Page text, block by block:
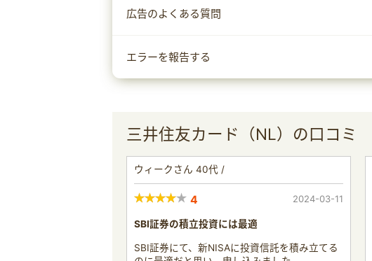
広告のよくある質問
エラーを報告する
三井住友カード（NL）の口コミ
ウィークさん 40代 /
4 2024-03-11
SBI証券の積立投資には最適
SBI証券にて、新NISAに投資信託を積み立てる